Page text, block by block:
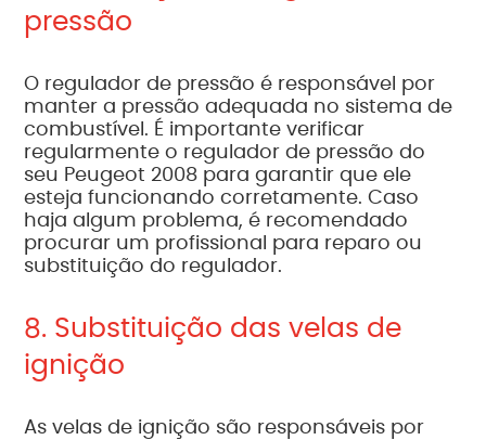
pressão
O regulador de pressão é responsável por
manter a pressão adequada no sistema de
combustível. É importante verificar
regularmente o regulador de pressão do
seu Peugeot 2008 para garantir que ele
esteja funcionando corretamente. Caso
haja algum problema, é recomendado
procurar um profissional para reparo ou
substituição do regulador.
8. Substituição das velas de
ignição
As velas de ignição são responsáveis por